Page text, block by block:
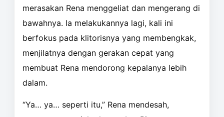
merasakan Rena menggeliat dan mengerang di
bawahnya. Ia melakukannya lagi, kali ini
berfokus pada klitorisnya yang membengkak,
menjilatnya dengan gerakan cepat yang
membuat Rena mendorong kepalanya lebih
dalam.
“Ya… ya… seperti itu,” Rena mendesah,